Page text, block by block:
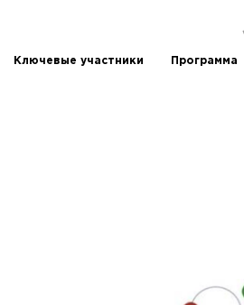
Ключевые участники Программа